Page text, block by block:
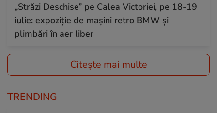
„Străzi Deschise” pe Calea Victoriei, pe 18-19
iulie: expoziție de mașini retro BMW și
plimbări în aer liber
Citește mai multe
TRENDING